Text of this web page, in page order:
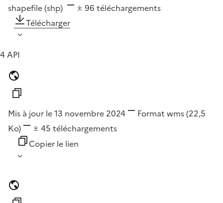
shapefile (shp)
96 téléchargements
Télécharger
4 API
Mis à jour le 13 novembre 2024 Format wms(22,5
Ko)
45 téléchargements
Copier le lien